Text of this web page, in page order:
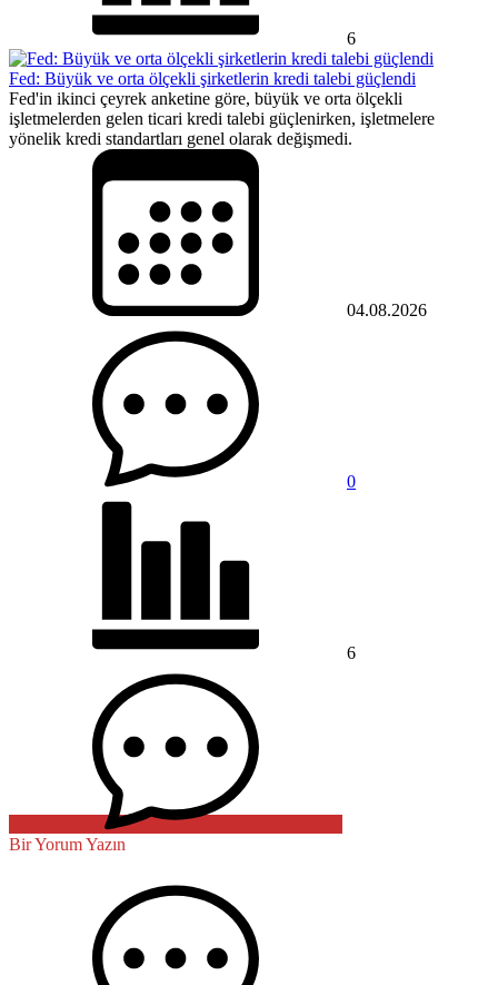
6
Fed: Büyük ve orta ölçekli şirketlerin kredi talebi güçlendi
Fed'in ikinci çeyrek anketine göre, büyük ve orta ölçekli
işletmelerden gelen ticari kredi talebi güçlenirken, işletmelere
yönelik kredi standartları genel olarak değişmedi.
04.08.2026
0
6
Bir Yorum Yazın